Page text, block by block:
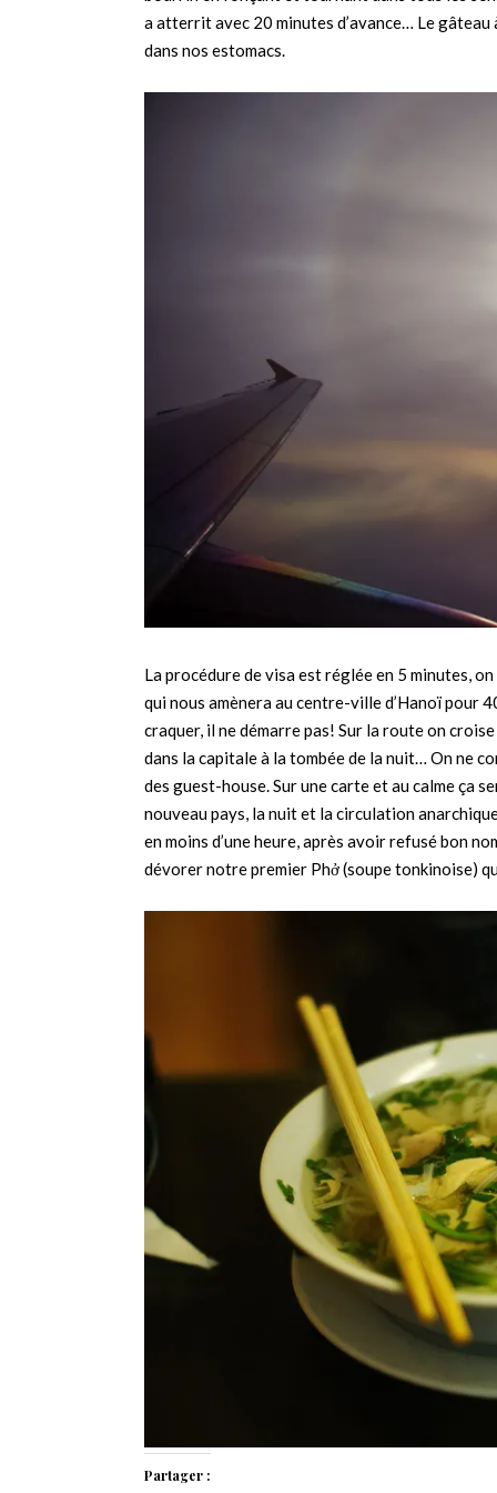
a atterrit avec 20 minutes d’avance… Le gâteau
dans nos estomacs.
La procédure de visa est réglée en 5 minutes,
qui nous amènera au centre-ville d’Hanoï pour
craquer, il ne démarre pas! Sur la route on
dans la capitale à la tombée de la nuit… On ne
des guest-house. Sur une carte et au calme ça
nouveau pays, la nuit et la circulation
en moins d’une heure, après avoir refusé bon
dévorer notre premier Phở (soupe tonkinoise)
Partager :